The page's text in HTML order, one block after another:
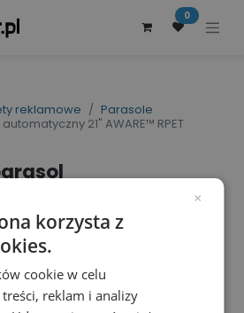
0
reklamowe
Parasole
21" AWARE™ RPET
-
| ID : 28986
×
korzysta z
cookie w celu
reklam i analizy